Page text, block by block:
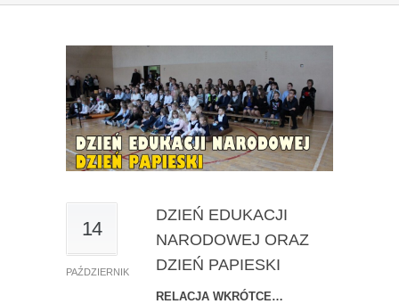
14
PAŹDZIERNIK
DZIEŃ EDUKACJI
NARODOWEJ ORAZ
DZIEŃ PAPIESKI
RELACJA WKRÓTCE…